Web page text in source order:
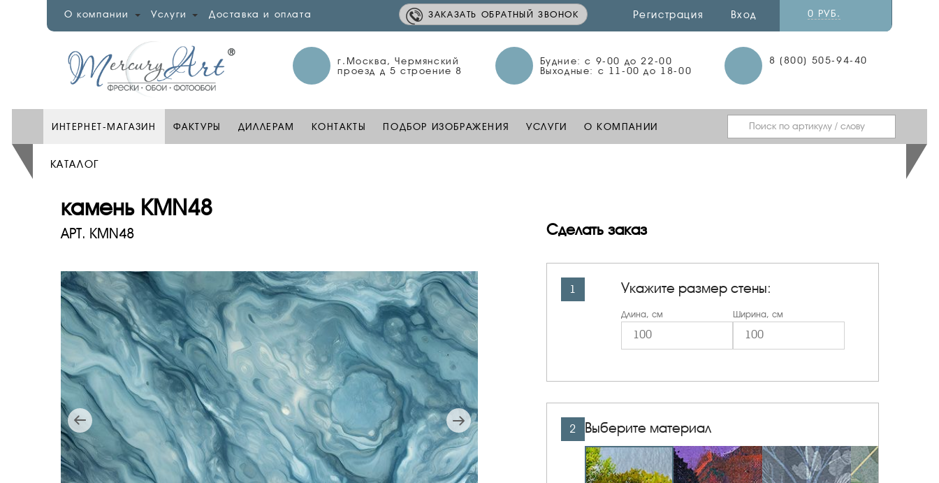
г.Москва, Чермянский
проезд д 5 строение 8
Будние: c 9-00 до 22-00
Выходные: c 11-00 до 18-00
8 (800) 505-94-40
О компании Услуги Доставка и оплата ЗАКАЗАТЬ ОБРАТНЫЙ ЗВОНОК Регистрация Вход 0 РУБ.
ИНТЕРНЕТ-МАГАЗИН ФАКТУРЫ ДИЛЛЕРАМ КОНТАКТЫ ПОДБОР ИЗОБРАЖЕНИЯ УСЛУГИ О КОМПАНИИ
КАТАЛОГ
камень KMN48
АРТ. KMN48 Сделать заказ
1 Укажите размер стены:
Длина, см Ширина, см
2 Выберите материал